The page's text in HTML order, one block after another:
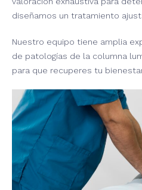
diseñamos un tratamiento
Nuestro equipo tiene amplia
de patologías de la columna
para que recuperes tu